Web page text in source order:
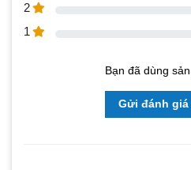
2
1
Bạn đã dùng
Gửi đánh giá